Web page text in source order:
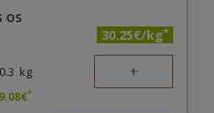
os
30.25€/kg*
0.3 kg +
9.08€*